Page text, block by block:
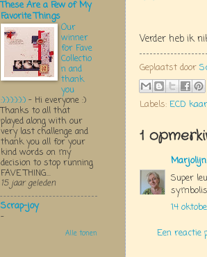
Verder heb ik
Geplaatst door
Labels: ECD
1
Super
14
Een reactie
These Are a Few of My
Favorite Things
Our
winner
for Fave
Collectio
n and
thank
you
:):):):):):) - Hi everyone :)
Thanks to all that
played along with our
very last challenge and
thank you all for your
kind words on my
decision to stop running
FAVE THING...
15 jaar geleden
Scrap-joy
-
Alle tonen